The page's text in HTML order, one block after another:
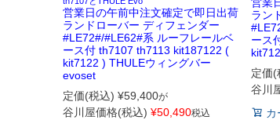
営業日の午前中注文確定で即日出荷
ランドローバー ディフェンダー
#LE72#/#LE62#系 ルーフレールベ
ース付 th7107 th7113 kit187122 (
kit7122 ) THULEウィングバー
evoset
定価(税込) ¥59,400が
谷川屋価格(税込) ¥50,490税込
ラン
ース
定価(
谷川
カ